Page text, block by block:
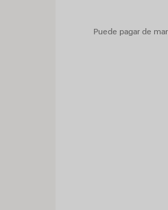
Puede pagar de